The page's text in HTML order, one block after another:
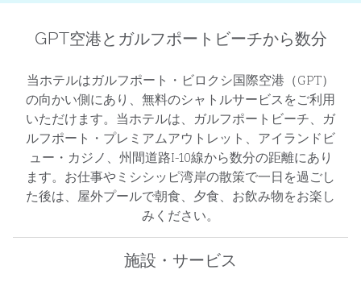
GPT空港とガルフポートビーチから数分
当ホテルはガルフポート・ビロクシ国際空港（GPT）
の向かい側にあり、無料のシャトルサービスをご利用
いただけます。当ホテルは、ガルフポートビーチ、ガ
ルフポート・プレミアムアウトレット、アイランドビ
ュー・カジノ、州間道路I-10線から数分の距離にあり
ます。お仕事やミシシッピ湾岸の散策で一日を過ごし
た後は、屋外プールで朝食、夕食、お飲み物をお楽し
みください。
施設・サービス